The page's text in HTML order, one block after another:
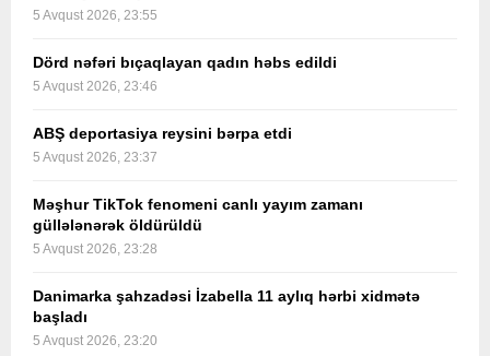
5 Avqust 2026, 23:55
Dörd nəfəri bıçaqlayan qadın həbs edildi
5 Avqust 2026, 23:46
ABŞ deportasiya reysini bərpa etdi
5 Avqust 2026, 23:37
Məşhur TikTok fenomeni canlı yayım zamanı
güllələnərək öldürüldü
5 Avqust 2026, 23:28
Danimarka şahzadəsi İzabella 11 aylıq hərbi xidmətə
başladı
5 Avqust 2026, 23:20